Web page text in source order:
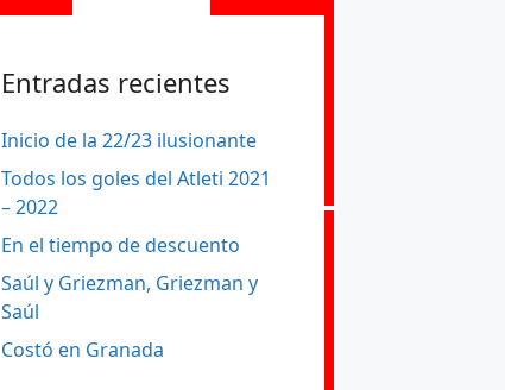
Entradas recientes
Inicio de la 22/23 ilusionante
Todos los goles del Atleti 2021
– 2022
En el tiempo de descuento
Saúl y Griezman, Griezman y
Saúl
Costó en Granada